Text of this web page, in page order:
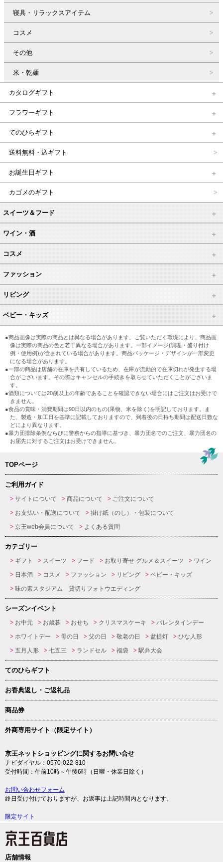
寝具・リラックスアイテム
コスメ
その他
米・乾麺
カタログギフト
フラワーギフト
てのひらギフト
送料無料・込ギフト
お誕生日ギフト
カゴメのギフト
スイーツ＆フード
ワイン・酒
コスメ
ファッション
リビング
ベビー・キッズ
●商品画像は実際の商品とは異なる場合があります。ご覧いただく環境により、商品画
像は実際の商品の色と若干異なる場合があります。一部イメージ(調理・盛り付け
例・使用例)が含まれている場合があります。商品パッケージ・デザインが一部変更
になる場合があります。
●一部の商品は店舗の在庫を共有しているため、在庫が流動的で在庫切れが発生する場
合がございます。その際はキャンセルの手続きを取らせていただくことがございま
す。
●酒類については20歳以上の年齢であることを確認できない場合にはご注文はお受けで
きません。
●食品の賞味・消費期間は90日以内のもの(果物、米を除く)を明記しております。ま
た、製造・加工日を基準に記載しておりますので、到着後の日持ち期間は配送日数な
どにより異なります。
●暴力団排除条例ならびに警察からの指導に基づき、暴力団名でのご注文、暴力団名の
お届先に対するご注文はお受けできません。
TOPページ
ご利用ガイド
サイトについて 商品について
ご注文について
お支払い・配送について
掛け紙（のし）・包装について
京王web会員について
よくある質問
カテゴリー
ギフト スイーツ フード お取り寄せ グルメ＆スイーツ
ワイン
日本酒
コスメ ファッション リビング
ベビー・キッズ
味の素スタジアム 貸切りフォトウエディング
シーズンイベント
お中元 お歳暮 おせち クリスマスケーキ
バレンタインデー
ホワイトデー
母の日 父の日 敬老の日 盆提灯
ひな人形
五月人形
七五三 ランドセル 福袋 駅弁大会
てのひらギフト
お香典返し・ご返礼品
商品券
外商専用サイト（限定サイト）
京王ネットショッピングに関するお問い合せ
ナビダイヤル：0570-022-810
受付時間：午前10時～午後6時（日曜・休業日除く）
お問い合わせフォーム
終日受け付けておりますが、お返事は上記時間内となります。
限定サイト
店舗情報